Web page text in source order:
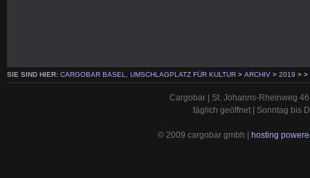
SIE SIND HIER: CARGOBAR BASEL, UMSCHLAGPLATZ FÜR KULTUR > ARCHIV > 2019 > >
Cargobar | St. Johanns-Rheinweg
täglich geöffnet | Sonntag bis
© 2009 cargobar gmbh | hosting